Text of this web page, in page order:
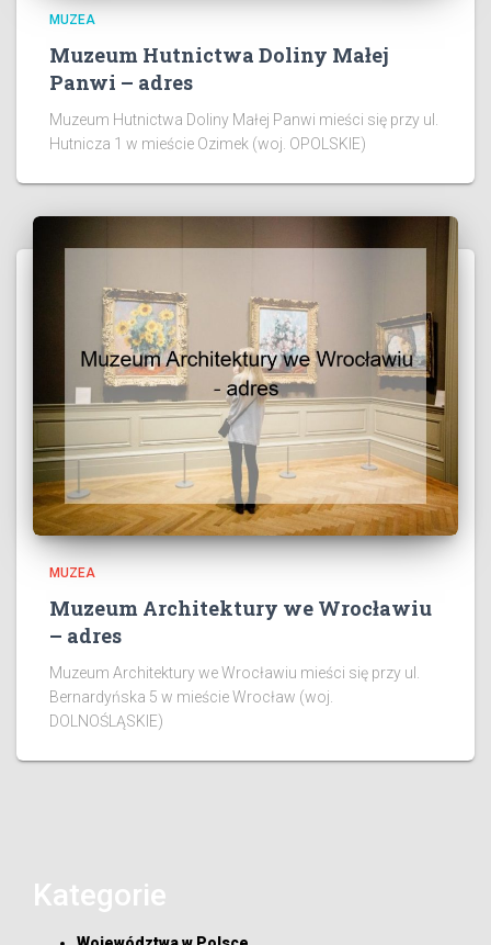
MUZEA
Muzeum Hutnictwa Doliny Małej
Panwi – adres
Muzeum Hutnictwa Doliny Małej Panwi mieści się przy ul.
Hutnicza 1 w mieście Ozimek (woj. OPOLSKIE)
MUZEA
Muzeum Architektury we Wrocławiu
– adres
Muzeum Architektury we Wrocławiu mieści się przy ul.
Bernardyńska 5 w mieście Wrocław (woj.
DOLNOŚLĄSKIE)
Kategorie